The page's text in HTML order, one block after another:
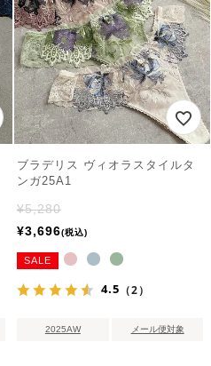
ブラデリス ヴィオラスタイルタ
ンガ25A1
¥5,280
¥3,696 税込
SALE
4.5 （2）
2025AW メール便対象